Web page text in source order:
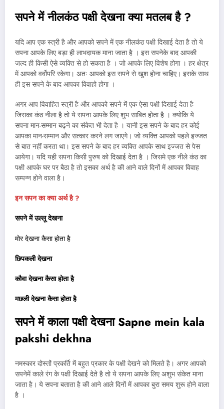
सपने में नीलकंठ पक्षी देखना क्या मतलब है?
यदि आप एक स्त्री है और आपको सपने में एक नीलकंठ पक्षी दिखाई देता है तो ये
सपना आपके लिए बड़ा ही लाभदायक माना जाता है । इस सपनेके बाद आपकी
जल्द ही किसी ऐसे व्यक्ति से हो सकता है । जो आपके लिए विशेष होगा । हर क्षेत्र
में आपको वर्वोपरि रकेगा। अतः आपको इस सपने से खुश होना चाहिए। इसके साथ
ही इस सपने के बाद आपका विवाहो होगा ।
अगर आप विवाहित स्त्री है और आपको सपने में एक ऐसा पक्षी दिखाई देता है
जिसका कंठ नीला है तो ये सपना आपके लिए शुभ साबित होता है । क्योकि ये
सपना मान-सम्मान बढ्ने का संकेत भी देता है । यानी इस सपने के बाद हर कोई
आपका मान-सम्मान और सत्कार करने लग जाएगे। जो व्यक्ति आपको पहले इज्जत
से बात नहीं करता था। इस सपने के बाद हर व्यक्ति आपके साथ इज्जत से पेस
आयेगा। यदि यही सपना किसी पुरुष को दिखाई देता है । जिसमे एक नीले कंठ का
पक्षी आपके घर पर बैठा है तो इसका अर्थ है की आने वाले दिनों में आपका विवाह
सम्पन्न होने वाला है।
इन सपन का क्या अर्थ है ?
सपने में उल्लू देखना
मोर देखना कैसा होता है
छिपकली देखना
कौवा देखना कैसा होता है
मछली देखना कैसा होता है
सपने में काला पक्षी देखनाSapne mein kala
pakshi dekhna
नमस्कार दोस्तों प्रकर्ति में बहुत प्रकार के पक्षी देखने को मिलते है। अगर आपको
सपनेमें काले रंग के पक्षी दिखाई देते है तो ये सपना आपके लिए अशुभ संकेत माना
जाता है। ये सपना बताता है की आने आले दिनों में आपका बुरा समय शुरू होने वाला
है ।